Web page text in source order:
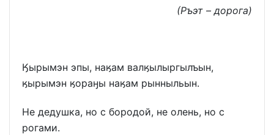
(Ръэт – дорога)
Ӄырымэн эпы, наӄам валӄылыргылъын,
ӄырымэн ӄораӈы наӄам рынныльын.
Не дедушка, но с бородой, не олень, но с
рогами.